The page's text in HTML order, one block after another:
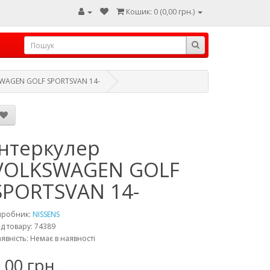
Кошик: 0 (0,00 грн.)
GOLF SPORTSVAN 14-
GOLF
14-
NISSENS
товару: 74389
Немає в наявності
грн.